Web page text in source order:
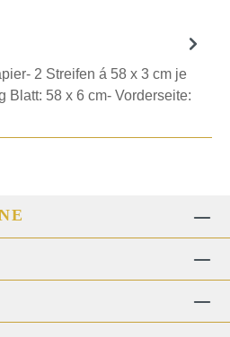
2 Streifen á 58 x 3 cm je
Blatt: 58 x 6 cm- Vorderseite: